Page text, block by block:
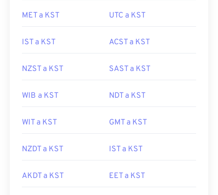
MET a KST UTC a KST
IST a KST ACST a KST
NZST a KST SAST a KST
WIB a KST NDT a KST
WIT a KST GMT a KST
NZDT a KST IST a KST
AKDT a KST EET a KST